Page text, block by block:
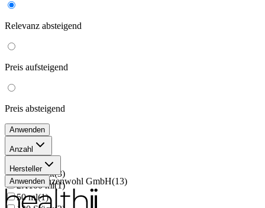
Relevanz absteigend
Preis aufsteigend
Preis absteigend
Anwenden
Anzahl
60 Stück (1
200 Stück(3)
2X100 ml(1)
50 ml(1)
Hersteller
Heilpflanzenwohl GmbH(13)
Anwenden